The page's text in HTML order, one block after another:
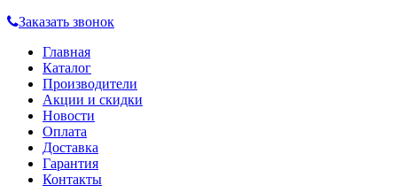
Заказать звонок
Главная
Каталог
Производители
Акции и скидки
Новости
Оплата
Доставка
Гарантия
Контакты